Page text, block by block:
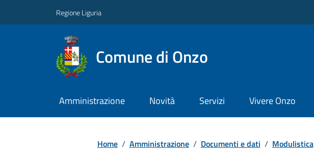
Regione Liguria
Comune di Onzo
Amministrazione Novità Servizi Vivere Onzo
Home / Amministrazione / Documenti e dati / Modulistica